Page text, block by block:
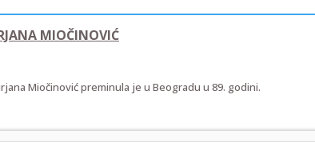
MIOČINOVIĆ
Miočinović preminula je u Beogradu u 89. godini.